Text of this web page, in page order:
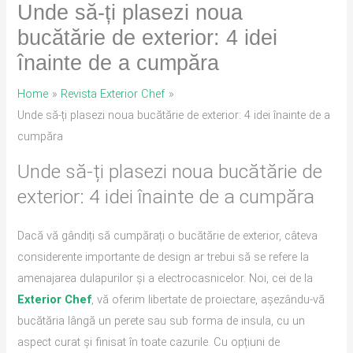
Unde să-ți plasezi noua
bucătărie de exterior: 4 idei
înainte de a cumpăra
Home
Revista Exterior Chef
Unde să-ți plasezi noua bucătărie de exterior: 4 idei înainte de a
cumpăra
Unde să-ți plasezi noua bucătărie de
exterior: 4 idei înainte de a cumpăra
Dacă vă gândiți să cumpărați o bucătărie de exterior, câteva
considerente importante de design ar trebui să se refere la
amenajarea dulapurilor și a electrocasnicelor. Noi, cei de la
Exterior Chef, vă oferim libertate de proiectare, așezându-vă
bucătăria lângă un perete sau sub forma de insula, cu un
aspect curat și finisat în toate cazurile. Cu opțiuni de